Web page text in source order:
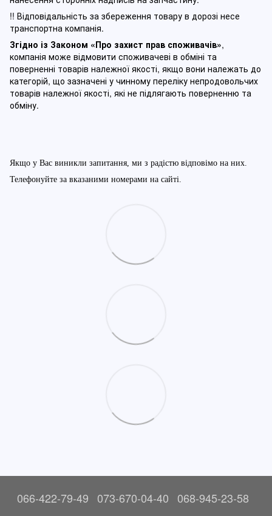
!! Відповідальність за збереження товару в дорозі несе
транспортна компанія.
Згідно із Законом «Про захист прав споживачів»,
компанія може відмовити споживачеві в обміні та
поверненні товарів належної якості, якщо вони належать до
категорій, що зазначені у чинному переліку непродовольчих
товарів належної якості, які не підлягають поверненню та
обміну.
Якщо у Вас виникли запитання, ми з радістю відповімо на них.
Телефонуйте за вказаними номерами на сайті.
066-422-79-49 073-670-04-40 068-945-23-58